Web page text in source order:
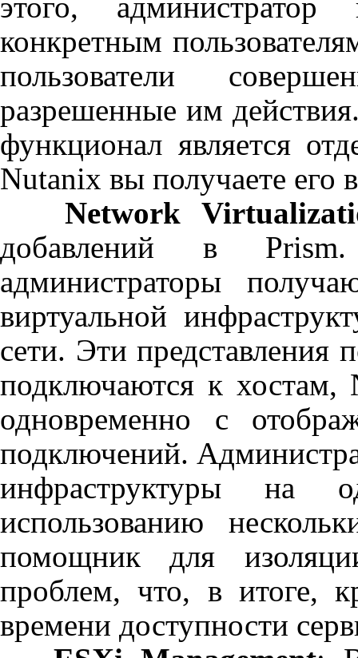
конкретным
пользователи
разрешенные им
функционал является
Nutanix вы получаете его
Network
добавлений в Prism.
администраторы
виртуальной
сети. Эти представления
подключаются к
одновременно с
подключений.
инфраструктуры на
использованию
помощник для
проблем, что, в итоге,
времени доступности